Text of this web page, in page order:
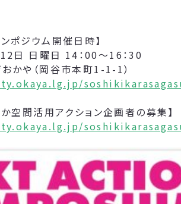
ポジウム開催日時】
日 日曜日 14：00～16：30
かや（岡谷市本町1-1-1）
空間活用アクション企画者の募集】